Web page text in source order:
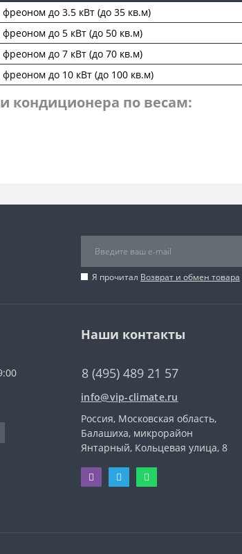
до 3.5 кВт (до 35 кв.м)
до 5 кВт (до 50 кв.м)
до 7 кВт (до 70 кв.м)
до 10 кВт (до 100 кв.м)
кондиционера по весам:
Я прочитал Возврат и обмен товара
Наши контакты
8 (495) 489 21 57
info@vip-climate.ru
Россия, Московская область,
Балашиха, микрорайон
Янтарный, Кольцевая улица, 8